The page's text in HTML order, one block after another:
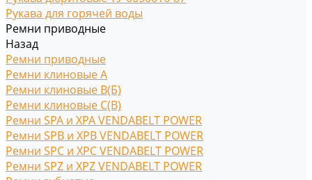
Рукава для горячей воды
Ремни приводные
Назад
Ремни приводные
Ремни клиновые A
Ремни клиновые В(Б)
Ремни клиновые С(B)
Ремни SPA и XPA VENDABELT POWER
Ремни SPB и XPB VENDABELT POWER
Ремни SPC и XPC VENDABELT POWER
Ремни SPZ и XPZ VENDABELT POWER